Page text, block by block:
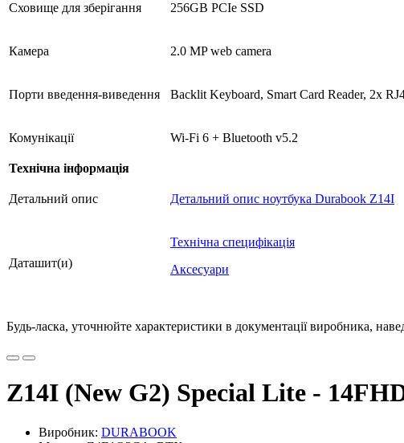
Сховище для зберігання 256GB PCIe SSD
Камера 2.0 MP web camera
Порти введення-виведення Backlit Keyboard, Smart Card Reader, 2x
Комунікації Wi-Fi 6 + Bluetooth v5.2
Технічна інформація
Детальний опис Детальний опис ноутбука Durabook Z14I
Даташит(и)
Технічна специфікація
Аксесуари
Будь-ласка, уточнюйте характеристики в документації виробника,
Z14I (New G2) Special Lite -
Виробник: DURABOOK